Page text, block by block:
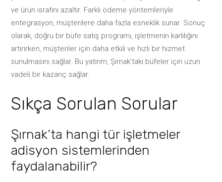
ve ürün israfını azaltır. Farklı ödeme yöntemleriyle
entegrasyon, müşterilere daha fazla esneklik sunar. Sonuç
olarak, doğru bir büfe satış programı, işletmenin karlılığını
artırırken, müşteriler için daha etkili ve hızlı bir hizmet
sunulmasını sağlar. Bu yatırım, Şırnak’taki büfeler için uzun
vadeli bir kazanç sağlar.
Sıkça Sorulan Sorular
Şırnak’ta hangi tür işletmeler
adisyon sistemlerinden
faydalanabilir?